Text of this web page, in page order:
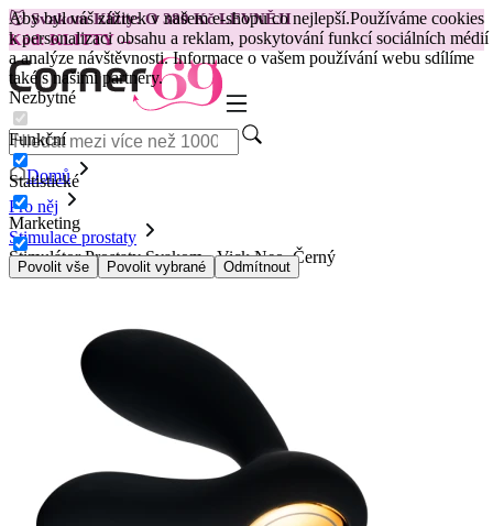
Aby byl váš zážitek v našem e-shopu co nejlepší.Používáme cookies
k personalizaci obsahu a reklam, poskytování funkcí sociálních médií
a analýze návštěvnosti. Informace o vašem používání webu sdílíme
také s našimi partnery.
Nezbytné
Funkční
Statistické
Marketing
Povolit vše Povolit vybrané Odmítnout
😽Svakom Klitty: O 380 Kč LEVNĚJI
Kód: KLITTY →
Domů
Pro něj
Stimulace prostaty
Stimulátor Prostaty Svakom - Vick Neo, Černý